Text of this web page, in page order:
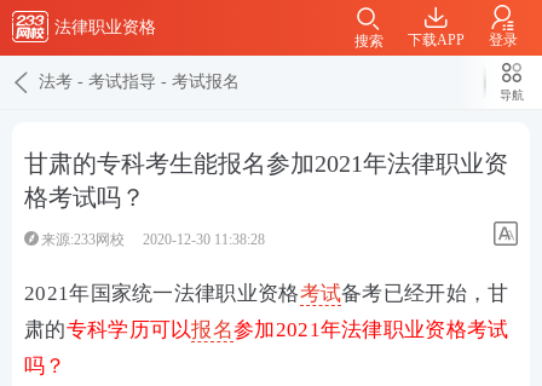
法律职业资格
下载APP 登录
搜索
法考 - 考试指导 - 考试报名
导航
甘肃的专科考生能报名参加2021年法律职业资
格考试吗？
来源:233网校 2020-12-30 11:38:28
2021年国家统一法律职业资格考试备考已经开始，甘
肃的专科学历可以报名参加2021年法律职业资格考试
吗？